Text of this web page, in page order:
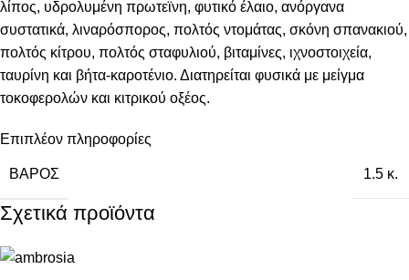
λίπος, υδρολυμένη πρωτεϊνη, φυτικό έλαιο, ανόργανα
συστατικά, λιναρόσπορος, πολτός ντομάτας, σκόνη σπανακιού,
πολτός κίτρου, πολτός σταφυλιού, βιταμίνες, ιχνοστοιχεία,
ταυρίνη και βήτα-καροτένιο. Διατηρείται φυσικά με μείγμα
τοκοφερολών και κιτρικού οξέος.
Επιπλέον πληροφορίες
ΒΆΡΟΣ 1.5 κ.
Σχετικά προϊόντα